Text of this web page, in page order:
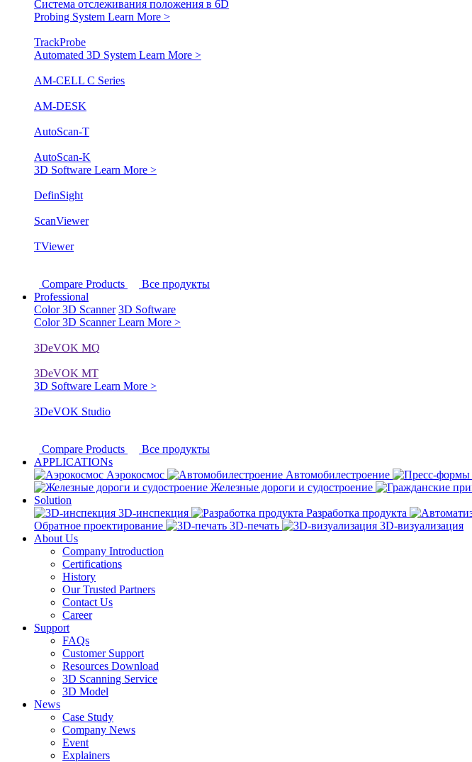
Система отслеживания положения в 6D
Probing System Learn More >
TrackProbe
Automated 3D System Learn More >
AM-CELL C Series
AM-DESK
AutoScan-T
AutoScan-K
3D Software Learn More >
DefinSight
ScanViewer
TViewer
Compare Products
Все продукты
Professional
Color 3D Scanner 3D Software
Color 3D ScannerLearn More >
3DeVOK MQ
3DeVOK MT
3D Software Learn More >
3DeVOK Studio
Compare Products
Все продукты
APPLICATIONs
Аэрокосмос
Автомобилестроение
Железные дороги и судостроение
Solution
3D-инспекция
Разработка продукта
Обратное проектирование
3D-печать
3D-визуализация
About Us
Company Introduction
Certifications
History
Our Trusted Partners
Contact Us
Career
Support
FAQs
Customer Support
Resources Download
3D Scanning Service
3D Model
News
Case Study
Company News
Event
Explainers